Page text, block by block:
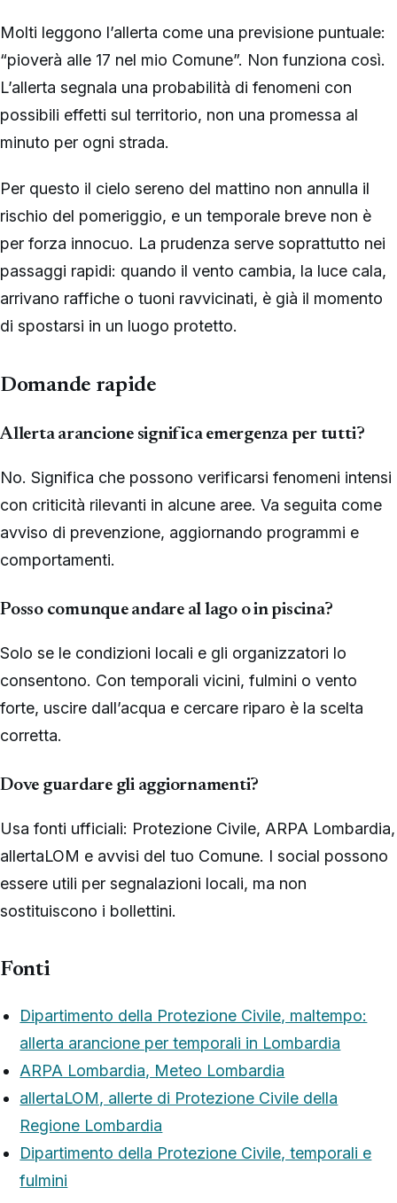
Molti leggono l’allerta come una previsione puntuale:
“pioverà alle 17 nel mio Comune”. Non funziona così.
L’allerta segnala una probabilità di fenomeni con
possibili effetti sul territorio, non una promessa al
minuto per ogni strada.
Per questo il cielo sereno del mattino non annulla il
rischio del pomeriggio, e un temporale breve non è
per forza innocuo. La prudenza serve soprattutto nei
passaggi rapidi: quando il vento cambia, la luce cala,
arrivano raffiche o tuoni ravvicinati, è già il momento
di spostarsi in un luogo protetto.
Domande rapide
Allerta arancione significa emergenza per tutti?
No. Significa che possono verificarsi fenomeni intensi
con criticità rilevanti in alcune aree. Va seguita come
avviso di prevenzione, aggiornando programmi e
comportamenti.
Posso comunque andare al lago o in piscina?
Solo se le condizioni locali e gli organizzatori lo
consentono. Con temporali vicini, fulmini o vento
forte, uscire dall’acqua e cercare riparo è la scelta
corretta.
Dove guardare gli aggiornamenti?
Usa fonti ufficiali: Protezione Civile, ARPA Lombardia,
allertaLOM e avvisi del tuo Comune. I social possono
essere utili per segnalazioni locali, ma non
sostituiscono i bollettini.
Fonti
Dipartimento della Protezione Civile, maltempo:
allerta arancione per temporali in Lombardia
ARPA Lombardia, Meteo Lombardia
allertaLOM, allerte di Protezione Civile della
Regione Lombardia
Dipartimento della Protezione Civile, temporali e
fulmini